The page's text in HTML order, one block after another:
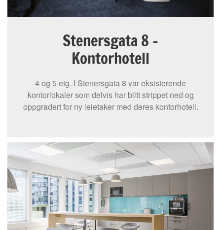
Stenersgata 8 -
Kontorhotell
4 og 5 etg. I Stenersgata 8 var eksisterende
kontorlokaler som delvis har blitt strippet ned og
oppgradert for ny leietaker med deres kontorhotell.